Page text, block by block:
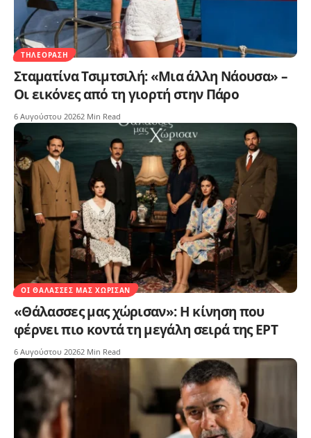
ΤΗΛΕΌΡΑΣΗ
Σταματίνα Τσιμτσιλή: «Μια άλλη Νάουσα» –
Οι εικόνες από τη γιορτή στην Πάρο
6 Αυγούστου 20262 Min Read
ΟΙ ΘΆΛΑΣΣΕΣ ΜΑΣ ΧΏΡΙΣΑΝ
«Θάλασσες μας χώρισαν»: Η κίνηση που
φέρνει πιο κοντά τη μεγάλη σειρά της ΕΡΤ
6 Αυγούστου 20262 Min Read